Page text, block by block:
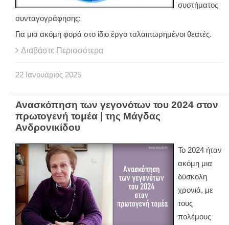
συστήματος
συνταγογράφησης:
Για μια ακόμη φορά στο ίδιο έργο ταλαιπωρημένοι θεατές.
Διαβάστε Περισσότερα
22 Ιανουάριος 2025
Ανασκόπηση των γεγονότων του 2024 στον
πρωτογενή τομέα | της Μάγδας
Ανδρονικίδου
Το 2024 ήταν
ακόμη μια
δύσκολη
χρονιά, με
τους
πολέμους